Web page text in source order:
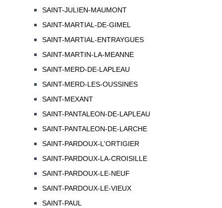
SAINT-JULIEN-MAUMONT
SAINT-MARTIAL-DE-GIMEL
SAINT-MARTIAL-ENTRAYGUES
SAINT-MARTIN-LA-MEANNE
SAINT-MERD-DE-LAPLEAU
SAINT-MERD-LES-OUSSINES
SAINT-MEXANT
SAINT-PANTALEON-DE-LAPLEAU
SAINT-PANTALEON-DE-LARCHE
SAINT-PARDOUX-L'ORTIGIER
SAINT-PARDOUX-LA-CROISILLE
SAINT-PARDOUX-LE-NEUF
SAINT-PARDOUX-LE-VIEUX
SAINT-PAUL